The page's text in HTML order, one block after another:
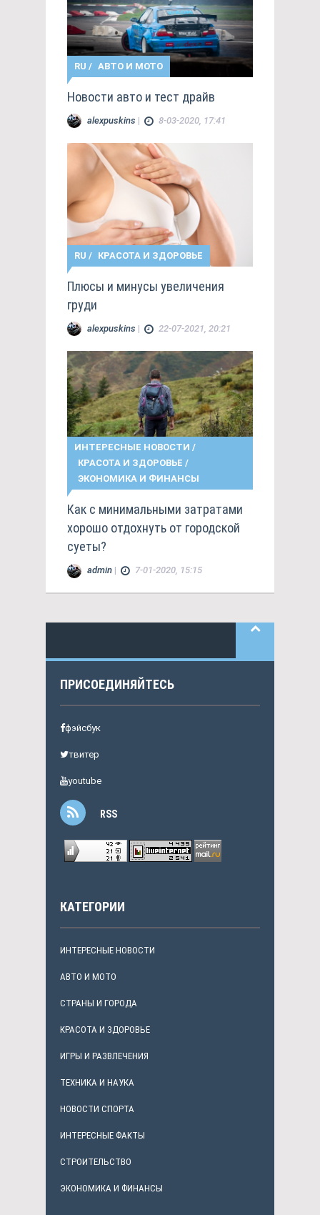
RU / АВТО И МОТО
Новости авто и тест драйв
alexpuskins | 8-03-2020, 17:41
RU / КРАСОТА И ЗДОРОВЬЕ
Плюсы и минусы увеличения
груди
alexpuskins | 22-07-2021, 20:21
ИНТЕРЕСНЫЕ НОВОСТИ /
КРАСОТА И ЗДОРОВЬЕ /
ЭКОНОМИКА И ФИНАНСЫ
Как с минимальными затратами
хорошо отдохнуть от городской
суеты?
admin | 7-01-2020, 15:15
ПРИСОЕДИНЯЙТЕСЬ
фэйсбук
твитер
youtube
RSS
КАТЕГОРИИ
ИНТЕРЕСНЫЕ НОВОСТИ
АВТО И МОТО
СТРАНЫ И ГОРОДА
КРАСОТА И ЗДОРОВЬЕ
ИГРЫ И РАЗВЛЕЧЕНИЯ
ТЕХНИКА И НАУКА
НОВОСТИ СПОРТА
ИНТЕРЕСНЫЕ ФАКТЫ
СТРОИТЕЛЬСТВО
ЭКОНОМИКА И ФИНАНСЫ